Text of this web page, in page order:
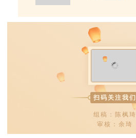
扫码关注我们
组稿：陈枫琦